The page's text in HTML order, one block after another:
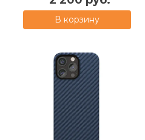
В корзину